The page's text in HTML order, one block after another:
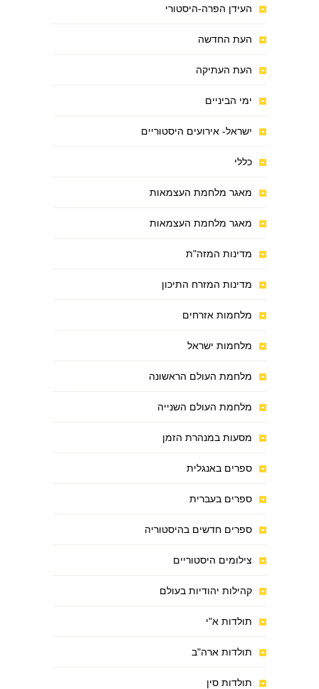
העידן הפרה-היסטורי
העת החדשה
העת העתיקה
ימי הביניים
ישראל- אירועים היסטוריים
כללי
מאגר מלחמת העצמאות
מאגר מלחמת העצמאות
מדינות המזה"ת
מדינות המזרח התיכון
מלחמות אזרחים
מלחמות ישראל
מלחמת העולם הראשונה
מלחמת העולם השנייה
מסעות במנהרת הזמן
ספרים באנגלית
ספרים בעברית
ספרים חדשים בהיסטוריה
צילומים היסטוריים
קהילות יהודיות בעולם
תולדות א"י
תולדות ארה"ב
תולדות סין